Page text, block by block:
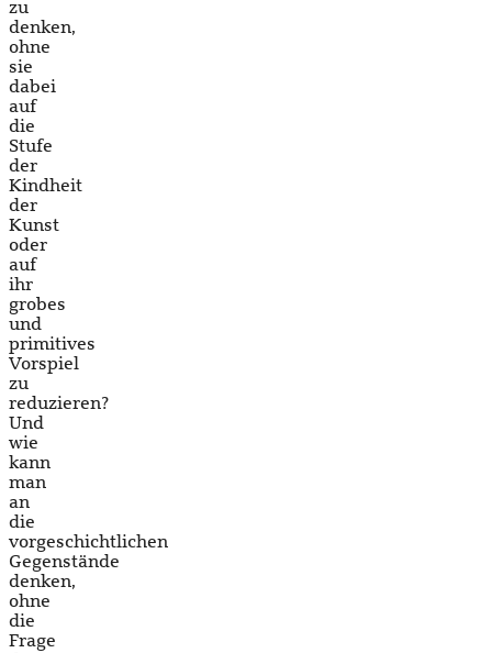
zu
denken,
ohne
sie
dabei
auf
die
Stufe
der
Kindheit
der
Kunst
oder
auf
ihr
grobes
und
primitives
Vorspiel
zu
reduzieren?
Und
wie
kann
man
an
die
vorgeschichtlichen
Gegenstände
denken,
ohne
die
Frage